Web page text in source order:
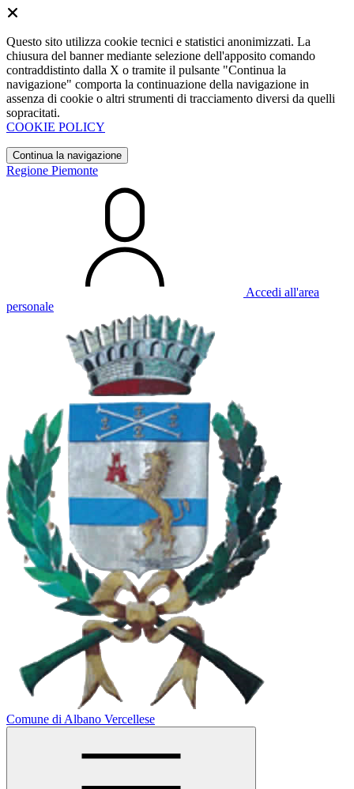
Questo sito utilizza cookie tecnici e statistici anonimizzati. La
chiusura del banner mediante selezione dell'apposito comando
contraddistinto dalla X o tramite il pulsante "Continua la
navigazione" comporta la continuazione della navigazione in
assenza di cookie o altri strumenti di tracciamento diversi da quelli
sopracitati.
COOKIE POLICY
Continua la navigazione
Regione Piemonte
Accedi all'area
personale
Comune di Albano Vercellese